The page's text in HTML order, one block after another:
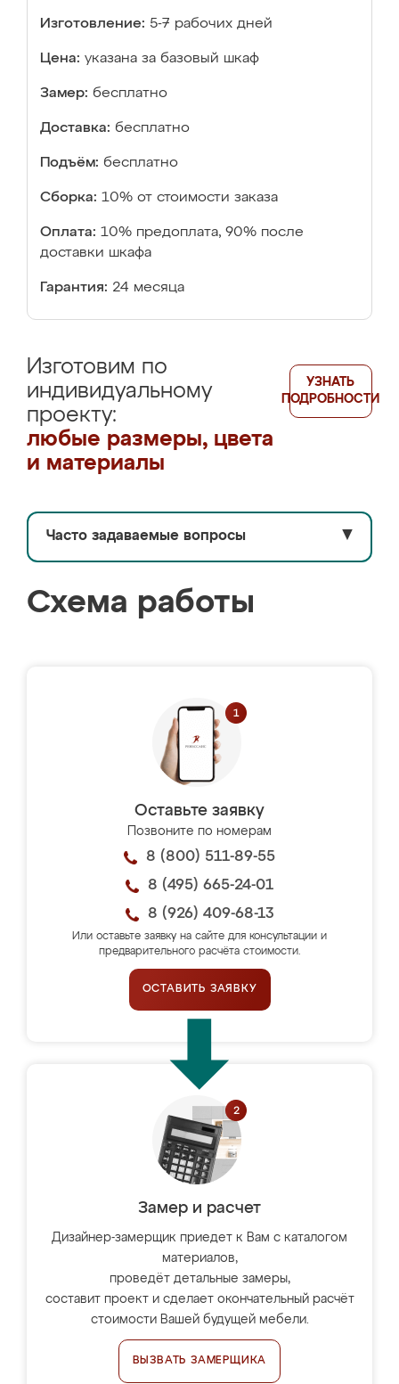
Изготовление: 5-7 рабочих дней
Цена: указана за базовый шкаф
Замер: бесплатно
Доставка: бесплатно
Подъём: бесплатно
Сборка: 10% от стоимости заказа
Оплата: 10% предоплата, 90% после
доставки шкафа
Гарантия: 24 месяца
Изготовим по
индивидуальному
проекту:
любые размеры, цвета
и материалы
УЗНАТЬ
ПОДРОБНОСТИ
Часто задаваемые вопросы ▼
Схема работы
Оставьте заявку
Позвоните по номерам
8 (800) 511-89-55
8 (495) 665-24-01
8 (926) 409-68-13
Или оставьте заявку на сайте для консультации и
предварительного расчёта стоимости.
ОСТАВИТЬ ЗАЯВКУ
Замер и расчет
Дизайнер-замерщик приедет к Вам с каталогом
материалов,
проведёт детальные замеры,
составит проект и сделает окончательный расчёт
стоимости Вашей будущей мебели.
ВЫЗВАТЬ ЗАМЕРЩИКА